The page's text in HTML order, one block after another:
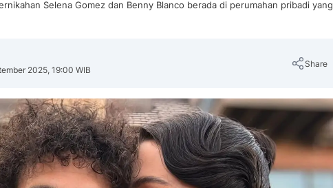
Selena Gomez dan Benny Blanco berada di perumahan pribadi yang
2025, 19:00 WIB
Share
Copy Link